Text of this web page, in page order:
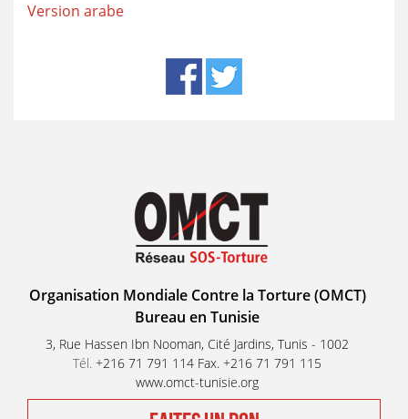
Version arabe
Organisation Mondiale Contre la Torture (OMCT)
Bureau en Tunisie
3, Rue Hassen Ibn Nooman, Cité Jardins, Tunis - 1002
Tél. +216 71 791 114 Fax. +216 71 791 115
www.omct-tunisie.org